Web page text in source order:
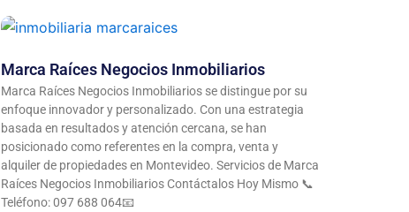
Marca Raíces Negocios Inmobiliarios
Marca Raíces Negocios Inmobiliarios se distingue por su
enfoque innovador y personalizado. Con una estrategia
basada en resultados y atención cercana, se han
posicionado como referentes en la compra, venta y
alquiler de propiedades en Montevideo. Servicios de Marca
Raíces Negocios Inmobiliarios Contáctalos Hoy Mismo 📞
Teléfono: 097 688 064📧